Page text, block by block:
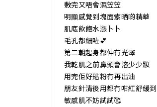
敷完又唔會濕笠笠
明顯感覺到塊面索晒啲精華
肌底飲飽水漲卜卜
毛孔都細咗💕
第二朝起身都仲有光澤
我乾肌之前鼻頭會溶少少妝
用完佢好貼粉冇再出油
朋友針清後用都冇咁紅舒緩到
敏感肌不妨試試🥰